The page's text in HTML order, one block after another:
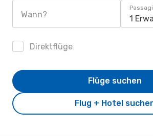
Wann? 1
Direktflüge
Flug + Hotel
Flüge suchen